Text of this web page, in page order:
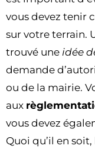
vous devez tenir
sur votre terrain.
trouvé une idée
demande
ou de la mairie.
aux
vous devez
Quoi qu’il en